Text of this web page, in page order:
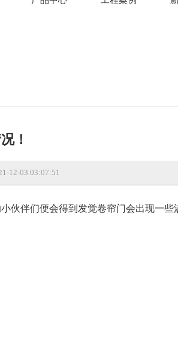
！
12-03 03:07:51
小伙伴们便会得到发觉卷帘门会出现一